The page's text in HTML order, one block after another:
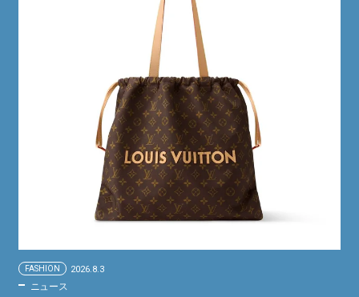
FASHION 2026.8.3
ニュース